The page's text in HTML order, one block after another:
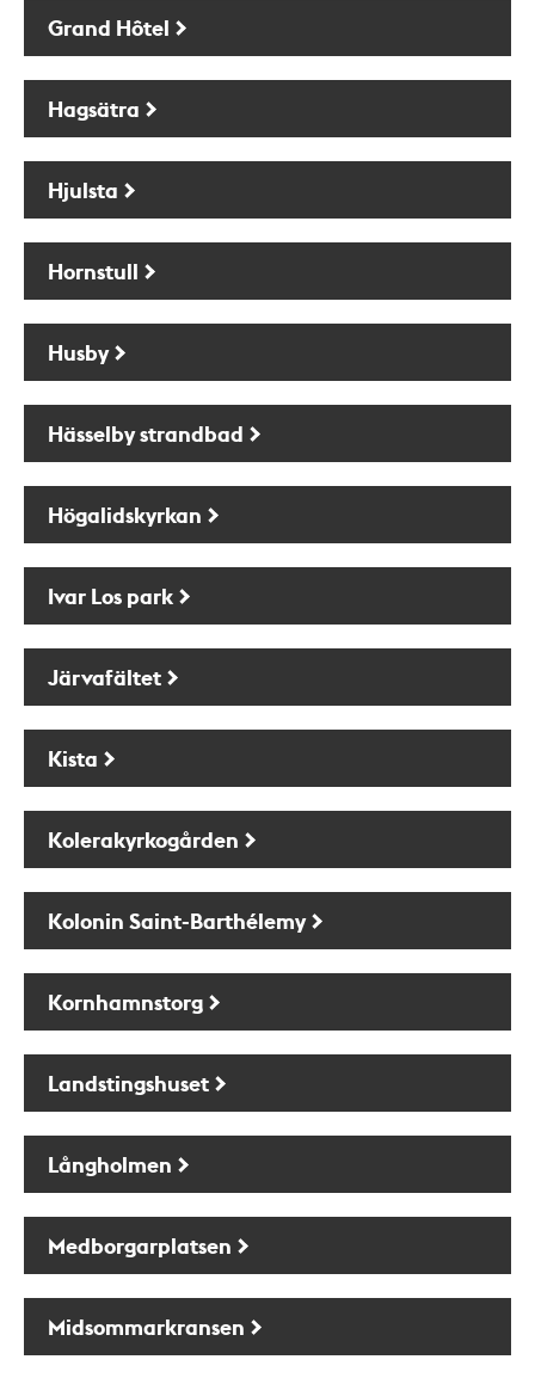
Grand Hôtel
Hagsätra
Hjulsta
Hornstull
Husby
Hässelby strandbad
Högalidskyrkan
Ivar Los park
Järvafältet
Kista
Kolerakyrkogården
Kolonin Saint-Barthélemy
Kornhamnstorg
Landstingshuset
Långholmen
Medborgarplatsen
Midsommarkransen